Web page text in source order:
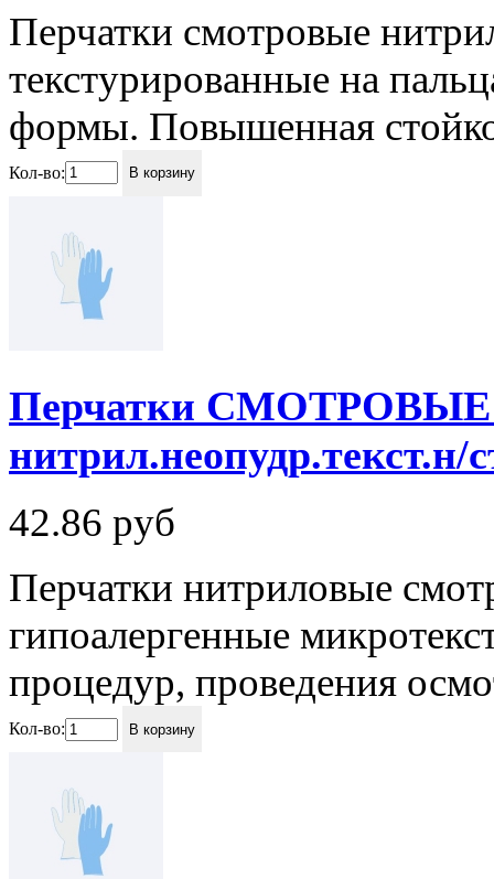
Перчатки смотровые
текстурированные на
формы. Повышенная
Кол-во: В корзину
Перчатки СМОТРОВЫЕ
нитрил.неопудр.текст.н/
42.86 руб
Перчатки нитриловые
гипоалергенные
процедур, проведения
Кол-во: В корзину